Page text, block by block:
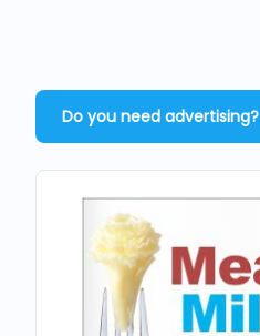
Do you need advertising?